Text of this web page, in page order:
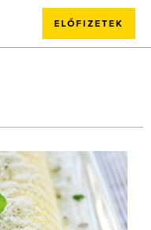
ELŐFIZETEK